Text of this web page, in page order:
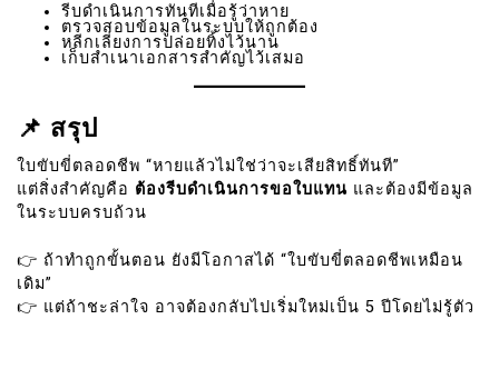
รีบดำเนินการทันทีเมื่อรู้ว่าหาย
ตรวจสอบข้อมูลในระบบให้ถูกต้อง
หลีกเลี่ยงการปล่อยทิ้งไว้นาน
เก็บสำเนาเอกสารสำคัญไว้เสมอ
📌 สรุป
ใบขับขี่ตลอดชีพ “หายแล้วไม่ใช่ว่าจะเสียสิทธิ์ทันที”
แต่สิ่งสำคัญคือ ต้องรีบดำเนินการขอใบแทน และต้องมีข้อมูล
ในระบบครบถ้วน
👉 ถ้าทำถูกขั้นตอน ยังมีโอกาสได้ “ใบขับขี่ตลอดชีพเหมือน
เดิม”
👉 แต่ถ้าชะล่าใจ อาจต้องกลับไปเริ่มใหม่เป็น 5 ปีโดยไม่รู้ตัว